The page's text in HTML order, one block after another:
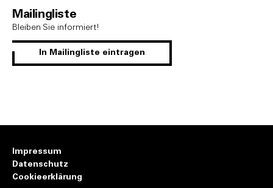
Mailingliste
Bleiben Sie informiert!
In Mailingliste eintragen
Impressum
Datenschutz
Cookieerklärung